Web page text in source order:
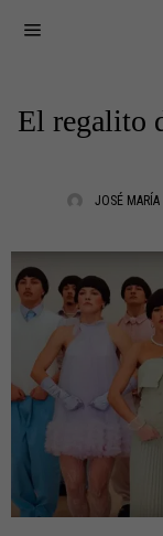
El regalito
JOSÉ MARÍA